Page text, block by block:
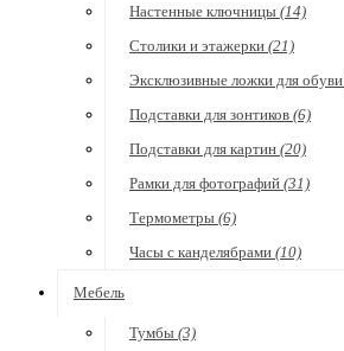
Настенные ключницы (14)
Столики и этажерки (21)
Эксклюзивные ложки для обуви
Подставки для зонтиков (6)
Подставки для картин (20)
Рамки для фотографий (31)
Термометры (6)
Часы с канделябрами (10)
Мебель
Тумбы (3)